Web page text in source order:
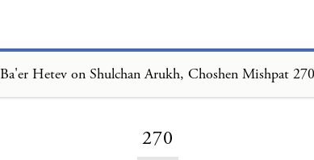
Ba'er Hetev on Shulchan Arukh, Choshen Mishpat 270
270